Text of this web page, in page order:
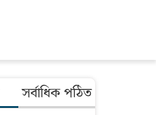
সর্বাধিক পঠিত